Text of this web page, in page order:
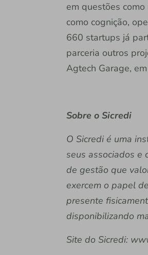
em questões
como cognição,
660 startups já
parceria outros
Agtech Garage,
Sobre o Sicredi
O Sicredi é uma
seus associados e
de gestão que
exercem o papel
presente
disponibilizando
Site do Sicredi: